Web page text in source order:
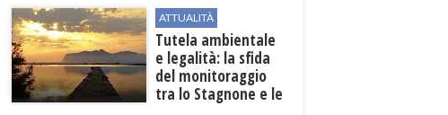
ATTUALITÀ
Tutela ambientale
e legalità: la sfida
del monitoraggio
tra lo Stagnone e le